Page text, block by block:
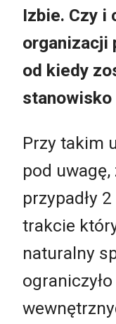
Izbie. Czy i
organizacji
od kiedy
stanowisko
Przy takim
pod
przypadły
trakcie
naturalny